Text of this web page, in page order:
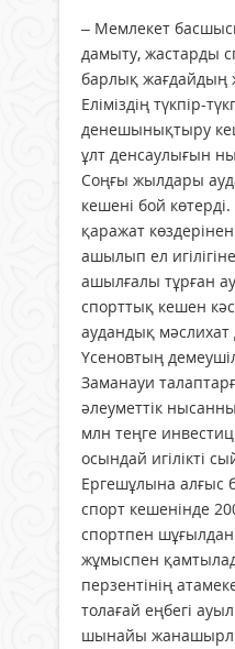
– Мемлекет
дамыту, жастарды
барлық жағдайдың
Еліміздің түкпір-
денешынықтыру
ұлт денсаулығын
Соңғы жылдары
кешені бой
қаражат
ашылып ел игілігіне
ашылғалы тұрған
спорттық кешен
аудандық мәслихат
Үсеновтың
Заманауи
әлеуметтік
млн теңге
осындай игілікті
Ергешұлына алғыс
спорт кешенінде
спортпен
жұмыспен
перзентінің
толағай еңбегі
шынайы